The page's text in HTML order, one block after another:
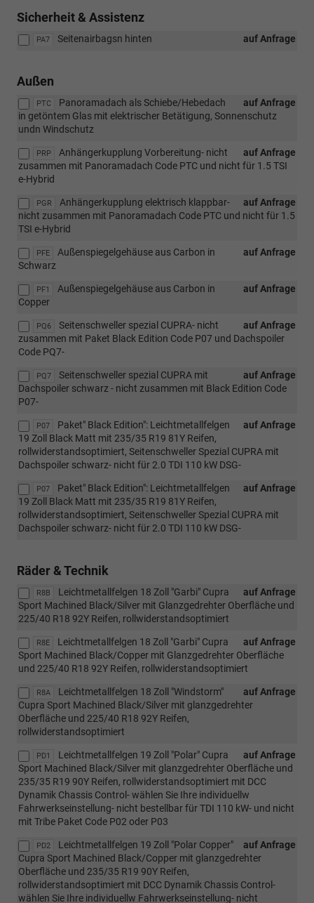
Sicherheit & Assistenz
PA7 auf Anfrage
Seitenairbagsn hinten
Außen
PTC auf Anfrage
Panoramadach als Schiebe/Hebedach
in getöntem Glas mit elektrischer Betätigung, Sonnenschutz
undn Windschutz
PRP auf Anfrage
Anhängerkupplung Vorbereitung- nicht
zusammen mit Panoramadach Code PTC und nicht für 1.5 TSI
e-Hybrid
PGR auf Anfrage
Anhängerkupplung elektrisch klappbar-
nicht zusammen mit Panoramadach Code PTC und nicht für 1.5
TSI e-Hybrid
PFE auf Anfrage
Außenspiegelgehäuse aus Carbon in
Schwarz
PF1 auf Anfrage
Außenspiegelgehäuse aus Carbon in
Copper
PQ6 auf Anfrage
Seitenschweller spezial CUPRA- nicht
zusammen mit Paket Black Edition Code P07 und Dachspoiler
Code PQ7-
PQ7 auf Anfrage
Seitenschweller spezial CUPRA mit
Dachspoiler schwarz - nicht zusammen mit Black Edition Code
P07-
P07 auf Anfrage
Paket" Black Edition": Leichtmetallfelgen
19 Zoll Black Matt mit 235/35 R19 81Y Reifen,
rollwiderstandsoptimiert, Seitenschweller Spezial CUPRA mit
Dachspoiler schwarz- nicht für 2.0 TDI 110 kW DSG-
P07 auf Anfrage
Paket" Black Edition": Leichtmetallfelgen
19 Zoll Black Matt mit 235/35 R19 81Y Reifen,
rollwiderstandsoptimiert, Seitenschweller Spezial CUPRA mit
Dachspoiler schwarz- nicht für 2.0 TDI 110 kW DSG-
Räder & Technik
R8B auf Anfrage
Leichtmetallfelgen 18 Zoll "Garbi" Cupra
Sport Machined Black/Silver mit Glanzgedrehter Oberfläche und
225/40 R18 92Y Reifen, rollwiderstandsoptimiert
R8E auf Anfrage
Leichtmetallfelgen 18 Zoll "Garbi" Cupra
Sport Machined Black/Copper mit Glanzgedrehter Oberfläche
und 225/40 R18 92Y Reifen, rollwiderstandsoptimiert
R8A auf Anfrage
Leichtmetallfelgen 18 Zoll "Windstorm"
Cupra Sport Machined Black/Silver mit glanzgedrehter
Oberfläche und 225/40 R18 92Y Reifen,
rollwiderstandsoptimiert
PD1 auf Anfrage
Leichtmetallfelgen 19 Zoll "Polar" Cupra
Sport Machined Black/Silver mit glanzgedrehter Oberfläche und
235/35 R19 90Y Reifen, rollwiderstandsoptimiert mit DCC
Dynamik Chassis Control- wählen Sie Ihre individuellw
Fahrwerkseinstellung- nicht bestellbar für TDI 110 kW- und nicht
mit Tribe Paket Code P02 oder P03
PD2 auf Anfrage
Leichtmetallfelgen 19 Zoll "Polar Copper"
Cupra Sport Machined Black/Copper mit glanzgedrehter
Oberfläche und 235/35 R19 90Y Reifen,
rollwiderstandsoptimiert mit DCC Dynamik Chassis Control-
wählen Sie Ihre individuellw Fahrwerkseinstellung- nicht